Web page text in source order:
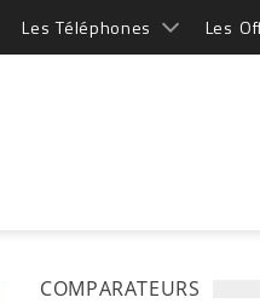
Les Téléphones Les
COMPARATEURS